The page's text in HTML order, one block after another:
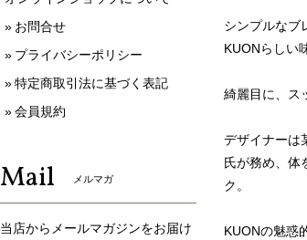
シンプルなブ
KUONらしい
綺麗目に、ス
デザイナーは
氏が務め、体
ク。
KUONの魅惑
お問合せ
プライバシーポリシー
特定商取引法に基づく表記
会員規約
Mail メルマガ
当店からメールマガジンをお届け